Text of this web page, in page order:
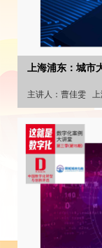
上海浦东：城
主讲人： 曹佳雯